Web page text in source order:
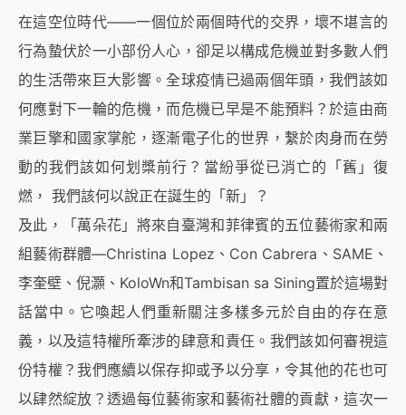
在這空位時代——一個位於兩個時代的交界，壞不堪言的
行為蟄伏於一小部份人心，卻足以構成危機並對多數人們
的生活帶來巨大影響。全球疫情已過兩個年頭，我們該如
何應對下一輪的危機，而危機已早是不能預料？於這由商
業巨擎和國家掌舵，逐漸電子化的世界，繫於肉身而在勞
動的我們該如何划槳前行？當紛爭從已消亡的「舊」復
燃， 我們該何以說正在誕生的「新」？
及此，「萬朵花」將來自臺灣和菲律賓的五位藝術家和兩
組藝術群體—Christina Lopez、Con Cabrera、SAME、
李奎壁、倪灝、KoloWn和Tambisan sa Sining置於這場對
話當中。它喚起人們重新關注多樣多元於自由的存在意
義，以及這特權所牽涉的肆意和責仼。我們該如何審視這
份特權？我們應續以保存抑或予以分享，令其他的花也可
以肆然綻放？透過每位藝術家和藝術社體的貢獻，這次一